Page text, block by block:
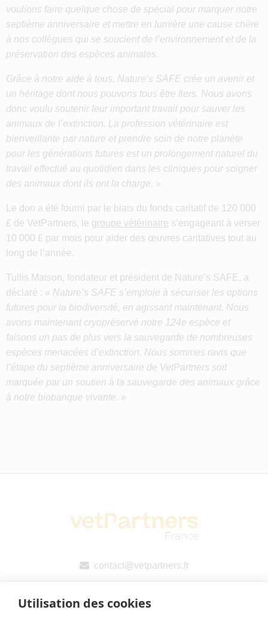
Utilisation des cookies
voulions faire quelque chose de spécial pour marquer notre
septième anniversaire et mettre en lumière une cause chère
à nos collègues qui se soucient de l’environnement et de la
préservation des espèces animales.
Grâce à notre aide à tous, Nature’s SAFE crée un avenir et
un héritage dont nous pouvons tous être fiers. Nous avons
donc voulu soutenir leur important travail pour sauver les
animaux de l’extinction. La profession vétérinaire est
bienveillante par nature et prendre soin de notre planète
pour les générations futures est un prolongement naturel du
travail effectué au quotidien dans les cliniques pour soigner
des animaux dont ils ont la charge. »
Le don a été fourni par le biais du fonds caritatif de 120 000
£ de VetPartners, le groupe vétérinaire s’engageant à verser
10 000 £ par mois pour aider des œuvres caritatives tout au
long de l’année.
Tullis Matson, fondateur et président de Nature’s SAFE, a
déclaré : « Nature’s SAFE s’emploie à sécuriser les options
futures pour la biodiversité, en agissant maintenant. Nous
avons maintenant cryopréservé notre 124e espèce et
faisons un pas de plus vers la sauvegarde de nombreuses
espèces menacées d’extinction. Nous sommes ravis que
l’étape du septième anniversaire de VetPartners soit
marquée par un soutien à la sauvegarde des animaux grâce
à notre biobanque vivante. »
contact@vetpartners.fr